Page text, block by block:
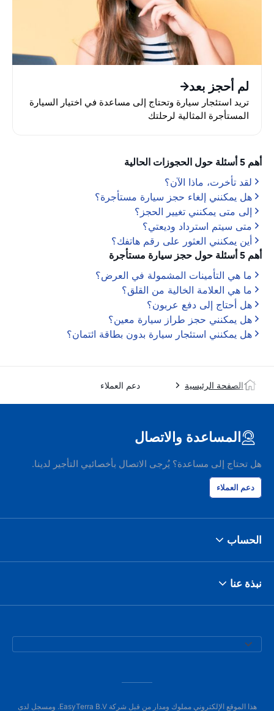
لم أحجز بعد
تريد استئجار سيارة وتحتاج إلى مساعدة في اختيار السيارة
المستأجرة المثالية لرحلتك
أهم 5 أسئلة حول الحجوزات الحالية
لقد تأخرت، ماذا الآن؟
هل يمكنني إلغاء حجز سيارة مستأجرة؟
إلى متى يمكنني تغيير الحجز؟
متى سيتم استرداد وديعتي؟
أين يمكنني العثور على رقم هاتفك؟
أهم 5 أسئلة حول حجز سيارة مستأجرة
ما هي التأمينات المشمولة في العرض؟
ما هي العلامة الخالية من القلق؟
هل أحتاج إلى دفع عربون؟
هل يمكنني حجز طراز سيارة معين؟
هل يمكنني استئجار سيارة بدون بطاقة ائتمان؟
الصفحة الرئيسية دعم العملاء
المساعدة والاتصال
هل تحتاج إلى مساعدة؟ يُرجى الاتصال بأخصائيي التأجير لدينا.
دعم العملاء
الحساب
نبذة عنا
هذا الموقع الإلكتروني مملوك ومدار من قبل شركة EasyTerra B.V. ومسجل لدى